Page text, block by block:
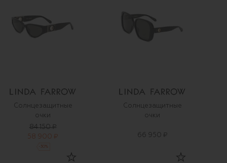
Солнцезащитные
очки
84 150 ₽
58 900 ₽
%
Солнцезащитные
очки
66 950 ₽